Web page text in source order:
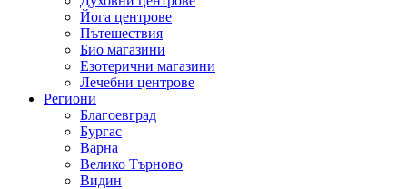
Йога центрове
Пътешествия
Био магазини
Езотерични магазини
Лечебни центрове
Региони
Благоевград
Бургас
Варна
Велико Търново
Видин